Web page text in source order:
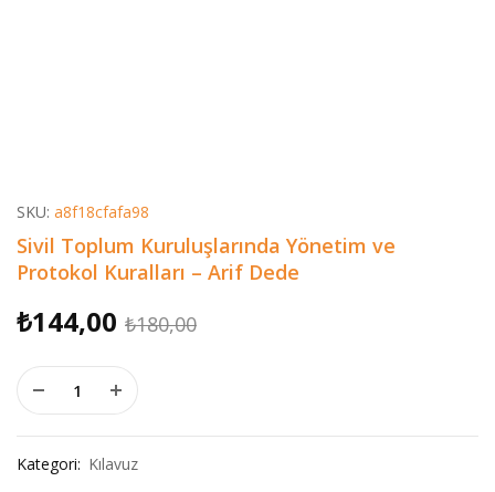
SKU: a8f18cfafa98
Sivil Toplum Kuruluşlarında Yönetim ve
Protokol Kuralları – Arif Dede
₺180,00Orijinal
₺144,00
Şu
Sivil Toplum Kuruluşlarında Yönetim ve Protokol Kuralları -
Kategori: Kılavuz